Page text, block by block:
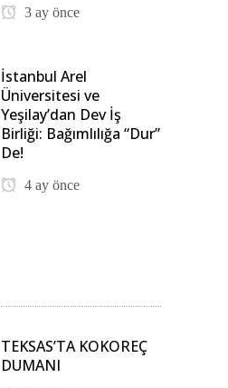
3 ay önce
İstanbul Arel
Üniversitesi ve
Yeşilay’dan Dev İş
Birliği: Bağımlılığa “Dur”
De!
4 ay önce
TEKSAS’TA KOKOREÇ
DUMANI